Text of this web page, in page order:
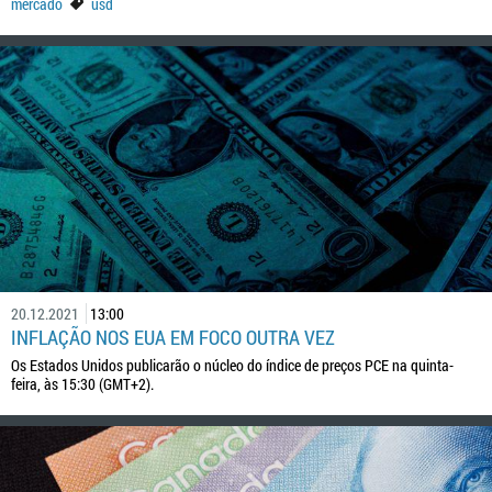
20.12.2021 13:00
INFLAÇÃO NOS EUA EM FOCO OUTRA VEZ
Os Estados Unidos publicarão o núcleo do índice de preços PCE na quinta-
feira, às 15:30 (GMT+2).